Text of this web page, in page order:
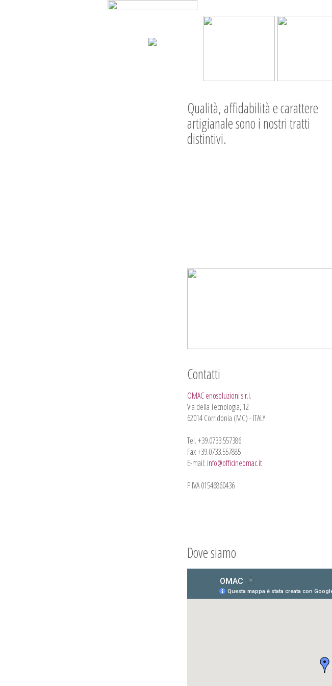
Qualità, affidabilità e carattere
artigianale sono i nostri tratti
distintivi.
Contatti
OMAC enosoluzioni s.r.l.
Via della Tecnologia, 12
62014 Corridonia (MC) - ITALY
Tel. +39.0733.557386
Fax +39.0733.557885
E-mail: info@officineomac.it
P.IVA 01546860436
Dove siamo